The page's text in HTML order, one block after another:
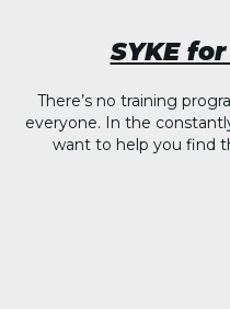
SYKE
There’s no training
everyone. In the
want to help you find